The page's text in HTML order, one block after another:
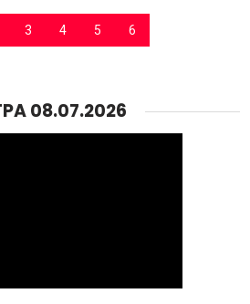
3 4 5 6
08.07.2026